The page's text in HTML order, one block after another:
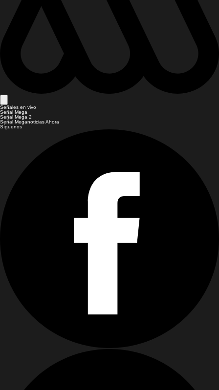
Señales en vivo
Señal Mega
Señal Mega 2
Señal Meganoticias Ahora
Síguenos